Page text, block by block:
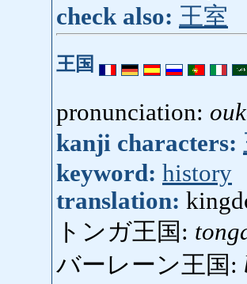
check also: 王室
王国
pronunciation:
kanji characters:
keyword: history
translation:
トンガ王国:
バーレーン王国: